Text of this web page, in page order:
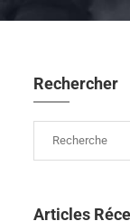
Rechercher
Articles